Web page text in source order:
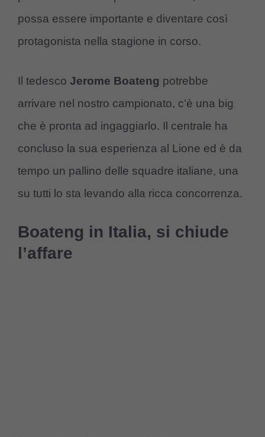
possa essere importante e diventare così
protagonista nella stagione in corso.
Il tedesco Jerome Boateng potrebbe
arrivare nel nostro campionato, c’è una big
che è pronta ad ingaggiarlo. Il centrale ha
concluso la sua esperienza al Lione ed è da
tempo un pallino delle squadre italiane, una
su tutti lo sta levando alla ricca concorrenza.
Boateng in Italia, si chiude
l’affare